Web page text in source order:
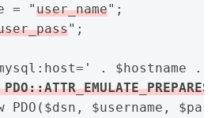
= "user_name";
";
. $hostname
PDO($dsn, $username,